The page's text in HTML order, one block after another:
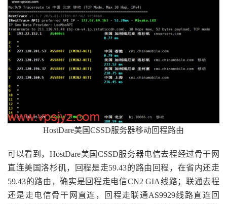
HostDare美国CSSD服务器移动回程路由
可以看到，HostDare美国CSSD服务器电信去程经过骨干网
直连美国洛杉矶，回程是走59.43的路由回程，在省内还走
59.43的路由，确实是回程走电信CN2 GIA线路；联通去程
还是走电信骨干网直连，回程走联通AS9929线路直连回